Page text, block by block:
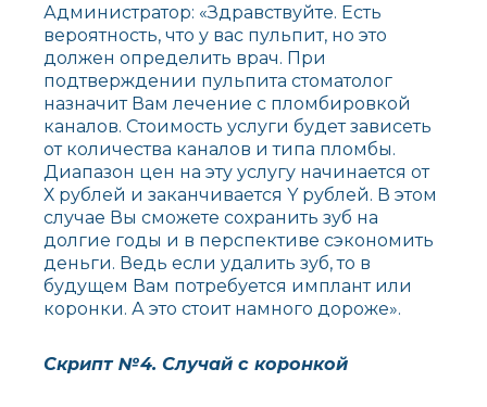
Администратор: «Здравствуйте. Есть
вероятность, что у вас пульпит, но это
должен определить врач. При
подтверждении пульпита стоматолог
назначит Вам лечение с пломбировкой
каналов. Стоимость услуги будет зависеть
от количества каналов и типа пломбы.
Диапазон цен на эту услугу начинается от
Х рублей и заканчивается Y рублей. В этом
случае Вы сможете сохранить зуб на
долгие годы и в перспективе сэкономить
деньги. Ведь если удалить зуб, то в
будущем Вам потребуется имплант или
коронки. А это стоит намного дороже».
Скрипт №4. Случай с коронкой